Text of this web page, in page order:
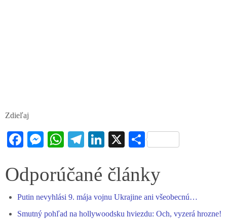
Zdieľaj
Fa
bo
ok
M
se
er
W
ts
pp
Te
gr
m
Li
ed
X S
re
Odporúčané články
Putin nevyhlási 9. mája vojnu Ukrajine ani všeobecnú…
Smutný pohľad na hollywoodsku hviezdu: Och, vyzerá hrozne!